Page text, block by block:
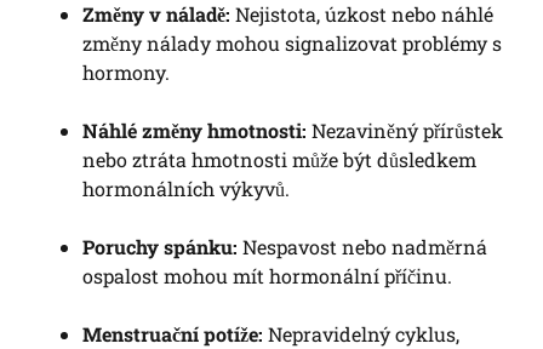
Změny v náladě: Nejistota, úzkost nebo náhlé
změny nálady mohou signalizovat problémy s
hormony.
Náhlé změny hmotnosti: Nezaviněný přírůstek
nebo ztráta hmotnosti může být důsledkem
hormonálních výkyvů.
Poruchy spánku: Nespavost nebo nadměrná
ospalost mohou mít hormonální příčinu.
Menstruační potíže: Nepravidelný cyklus,